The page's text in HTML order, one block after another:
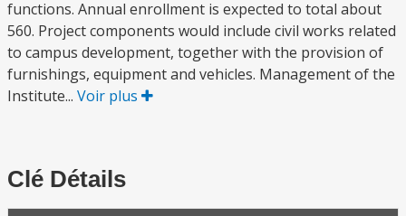
functions. Annual enrollment is expected to total about
560. Project components would include civil works related
to campus development, together with the provision of
furnishings, equipment and vehicles. Management of the
Institute... Voir plus
Clé Détails